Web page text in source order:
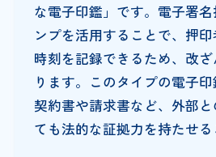
な電子印鑑」です。電子署
ンプを活用することで、押
時刻を記録できるため、改
ります。このタイプの電子
契約書や請求書など、外部
ても法的な証拠力を持たせる